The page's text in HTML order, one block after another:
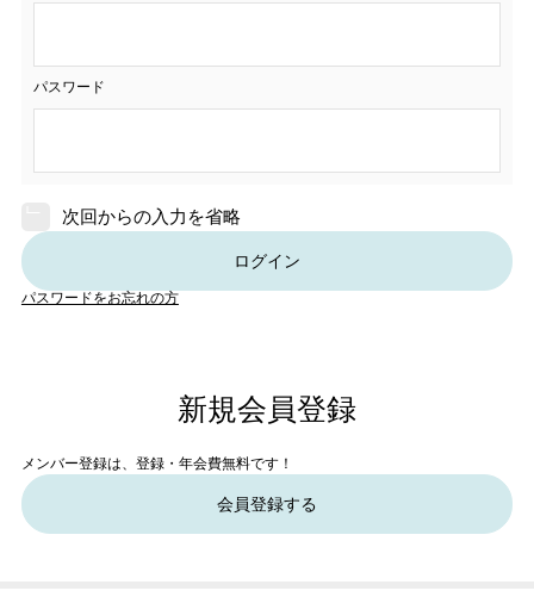
パスワード
次回からの入力を省略
ログイン
パスワードをお忘れの方
新規会員登録
メンバー登録は、登録・年会費無料です！
会員登録する